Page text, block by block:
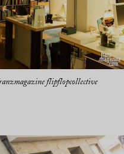
flipflopcollective